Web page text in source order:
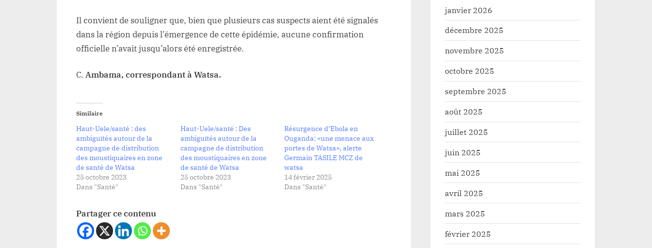
Il convient de souligner que, bien que plusieurs cas suspects aient été signalés
dans la région depuis l’émergence de cette épidémie, aucune confirmation
officielle n’avait jusqu’alors été enregistrée.
C. Ambama, correspondant à Watsa.
Similaire
Haut-Uele/santé : des
ambiguïtés autour de la
campagne de distribution
des moustiquaires en zone
de santé de Watsa
25 octobre 2023
Dans "Santé"
Haut-Uele/santé : Des
ambiguïtés autour de la
campagne de distribution
des moustiquaires en zone
de santé de Watsa
25 octobre 2023
Dans "Santé"
Résurgence d’Ebola en
Ouganda: «une menace aux
portes de Watsa», alerte
Germain TASILE MCZ de
watsa
14 février 2025
Dans "Santé"
Partager ce contenu
janvier 2026
décembre 2025
novembre 2025
octobre 2025
septembre 2025
août 2025
juillet 2025
juin 2025
mai 2025
avril 2025
mars 2025
février 2025